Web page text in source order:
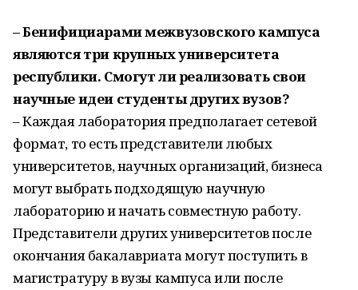
– Бенифициарами межвузовского кампуса
являются три крупных университета
республики. Смогут ли реализовать свои
научные идеи студенты других вузов?
– Каждая лаборатория предполагает сетевой
формат, то есть представители любых
университетов, научных организаций, бизнеса
могут выбрать подходящую научную
лабораторию и начать совместную работу.
Представители других университетов после
окончания бакалавриата могут поступить в
магистратуру в вузы кампуса или после